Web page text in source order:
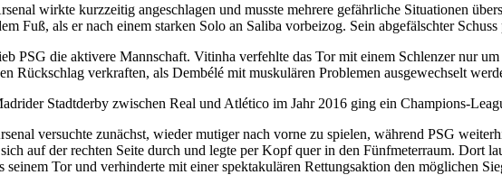
wirkte kurzzeitig angeschlagen und musste mehrere gefährliche Situationen
Fuß, als er nach einem starken Solo an Saliba vorbeizog. Sein abgefälschter
PSG die aktivere Mannschaft. Vitinha verfehlte das Tor mit einem Schlenzer nur
Rückschlag verkraften, als Dembélé mit muskulären Problemen ausgewechselt
Stadtderby zwischen Real und Atlético im Jahr 2016 ging ein Champions-
versuchte zunächst, wieder mutiger nach vorne zu spielen, während PSG
auf der rechten Seite durch und legte per Kopf quer in den Fünfmeterraum. Dort
Tor und verhinderte mit einer spektakulären Rettungsaktion den möglichen